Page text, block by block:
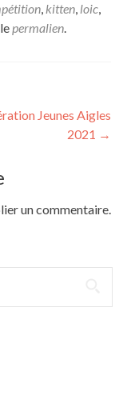
, kitten, loic,
permalien.
Jeunes Aigles
2021 →
un commentaire.